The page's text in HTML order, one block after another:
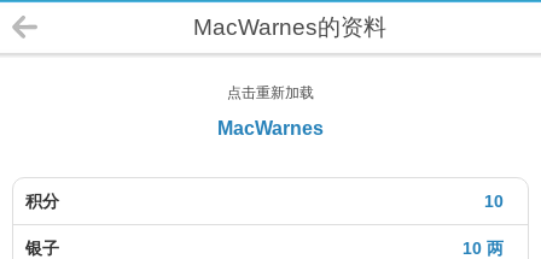
MacWarnes的资料
点击重新加载
MacWarnes
10
积分
10 两
银子